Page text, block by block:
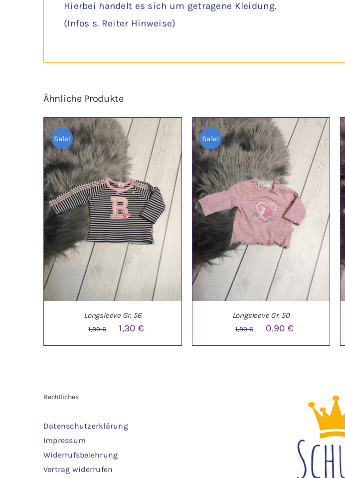
Hierbei handelt es sich um getragene Kleidung.
(Infos s. Reiter Hinweise)
Ähnliche Produkte
Sale!
IN DEN WARENKORB
Longsleeve Gr. 56
1,80€
Ursprünglicher
Preis
1,30 €
Preis
Sale!
Longsleeve Gr. 50
1,80€
Ursprünglicher
Preis
0,90 €
Preis
Rechtliches
Datenschutzerklärung
Impressum
Widerrufsbelehrung
Vertrag widerrufen